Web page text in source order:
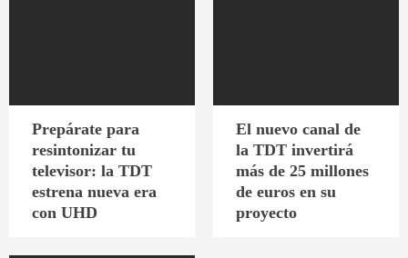
Prepárate para
resintonizar tu
televisor: la TDT
estrena nueva era
con UHD
El nuevo canal de
la TDT invertirá
más de 25 millones
de euros en su
proyecto